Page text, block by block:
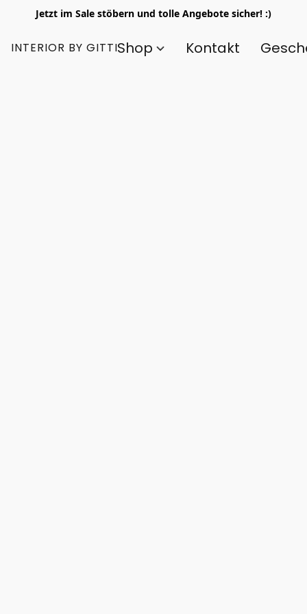
Jetzt im Sale stöbern und tolle Angebote sicher! :)
INTERIOR BY GITTIShop Kontakt